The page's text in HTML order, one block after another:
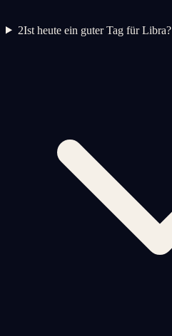
2Ist heute ein guter Tag für Libra?